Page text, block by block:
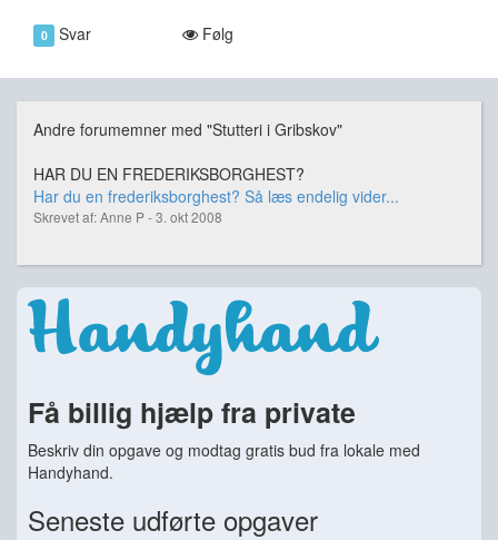
0 Svar Følg
Andre forumemner med "Stutteri i Gribskov"
HAR DU EN FREDERIKSBORGHEST?
Har du en frederiksborghest? Så læs endelig vider...
Skrevet af: Anne P - 3. okt 2008
Få billig hjælp fra private
Beskriv din opgave og modtag gratis bud fra lokale med
Handyhand.
Seneste udførte opgaver